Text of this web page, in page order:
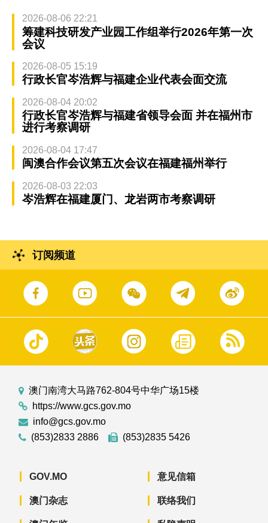
2026-08-06 22:21
筹建科技研发产业园工作组举行2026年第一次
会议
2026-08-05 15:19
行政长官岑浩辉与福建企业代表会面交流
2026-08-04 20:02
行政长官岑浩辉与福建省领导会面 并在福州市
进行考察调研
2026-08-04 17:47
闽澳合作会议第五次会议在福建福州举行
2026-08-03 22:03
岑浩辉在福建厦门、龙岩两市考察调研
订阅频道
澳门南湾大马路762-804号中华广场15楼
https://www.gcs.gov.mo
info@gcs.gov.mo
(853)2833 2886
(853)2835 5426
GOV.MO
澳门杂志
意见信箱
联络我们